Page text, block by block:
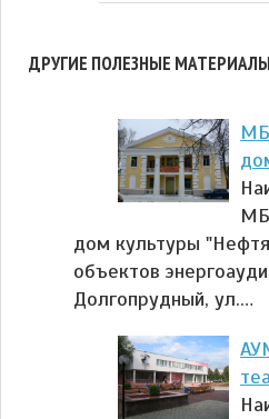
ДРУГИЕ ПОЛЕЗНЫЕ
дом культуры
объектов
Долгопрудный, ул.…